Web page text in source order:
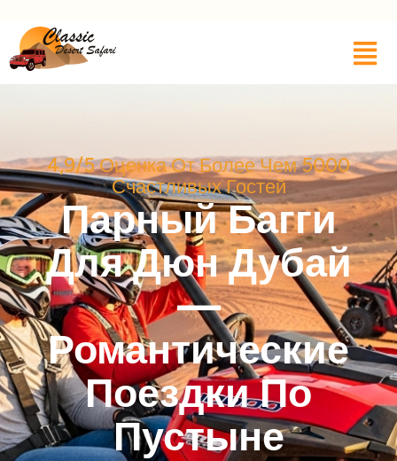
4,9/5 Оценка От Более Чем 5000
Счастливых Гостей
Парный Багги
Для Дюн Дубай
—
Романтические
Поездки По
Пустыне